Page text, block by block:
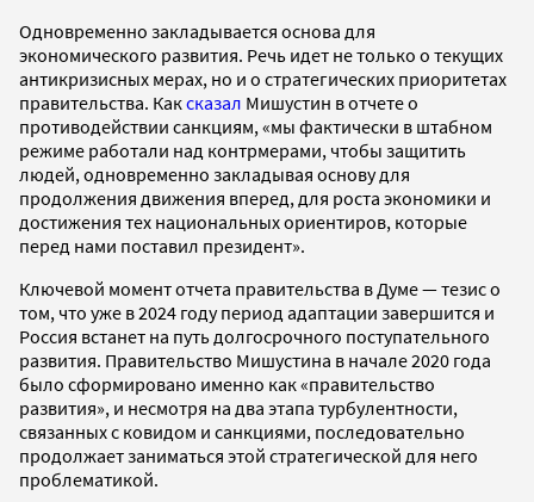
Одновременно закладывается основа для
экономического развития. Речь идет не только о текущих
антикризисных мерах, но и о стратегических приоритетах
правительства. Каксказал Мишустин в отчете о
противодействии санкциям, «мы фактически в штабном
режиме работали над контрмерами, чтобы защитить
людей, одновременно закладывая основу для
продолжения движения вперед, для роста экономики и
достижения тех национальных ориентиров, которые
перед нами поставил президент».
Ключевой момент отчета правительства в Думе — тезис о
том, что уже в 2024 году период адаптации завершится и
Россия встанет на путь долгосрочного поступательного
развития. Правительство Мишустина в начале 2020 года
было сформировано именно как «правительство
развития», и несмотря на два этапа турбулентности,
связанных с ковидом и санкциями, последовательно
продолжает заниматься этой стратегической для него
проблематикой.